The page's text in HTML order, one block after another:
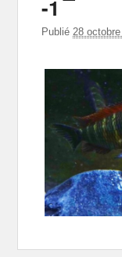
-1
Publié 28